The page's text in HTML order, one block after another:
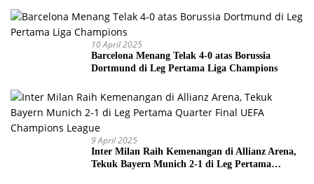
10 April 2025
Barcelona Menang Telak 4-0 atas Borussia
Dortmund di Leg Pertama Liga Champions
9 April 2025
Inter Milan Raih Kemenangan di Allianz Arena,
Tekuk Bayern Munich 2-1 di Leg Pertama